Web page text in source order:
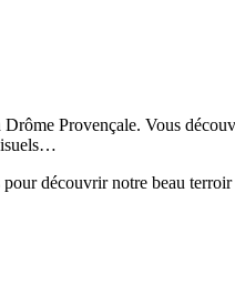
Provençale. Vous
découvrir notre beau terroir